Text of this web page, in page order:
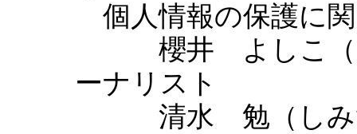
個人情報の保護に
櫻井 よしこ（
ーナリスト
清水 勉（しみ